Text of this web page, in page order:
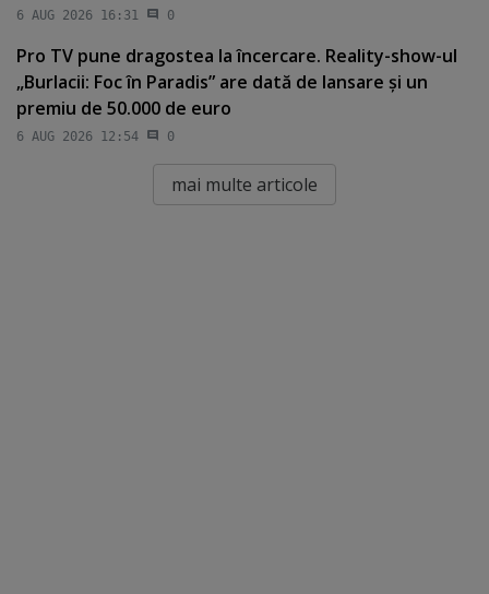
6 AUG 2026 16:31 0
Pro TV pune dragostea la încercare. Reality-show-ul
„Burlacii: Foc în Paradis” are dată de lansare şi un
premiu de 50.000 de euro
6 AUG 2026 12:54 0
mai multe articole